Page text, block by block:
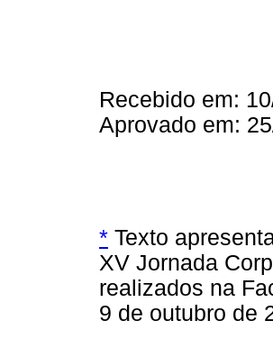
Recebido em:
Aprovado em:
* Texto
XV Jornada
realizados na
9 de outubro de